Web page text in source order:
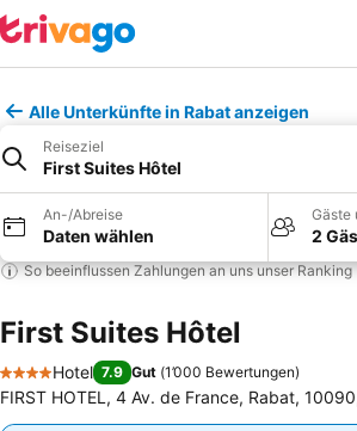
Alle Unterkünfte in Rabat anzeigen
Reiseziel
First Suites Hôtel
An-/Abreise
Daten wählen
Gäste
2
So beeinflussen Zahlungen an uns unser Ranking
First Suites Hôtel
4 Sterne
Hotel 7.9 Gut (1’000 Bewertungen)
FIRST HOTEL, 4 Av. de France, Rabat,